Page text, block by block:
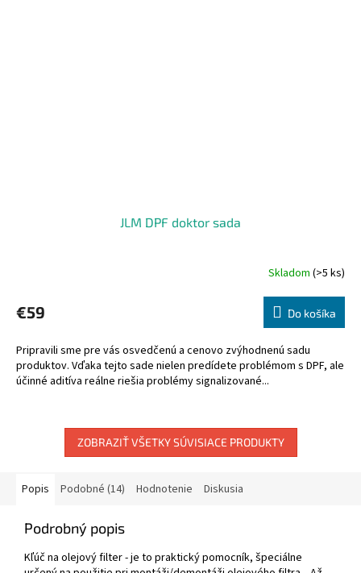
JLM DPF doktor sada
Skladom (>5 ks)
€59 Do košíka
Pripravili sme pre vás osvedčenú a cenovo zvýhodnenú sadu
produktov. Vďaka tejto sade nielen predídete problémom s DPF, ale
účinné aditíva reálne riešia problémy signalizované...
ZOBRAZIŤ VŠETKY SÚVISIACE PRODUKTY
Popis Podobné (14) Hodnotenie Diskusia
Podrobný popis
Kľúč na olejový filter - je to praktický pomocník, špeciálne